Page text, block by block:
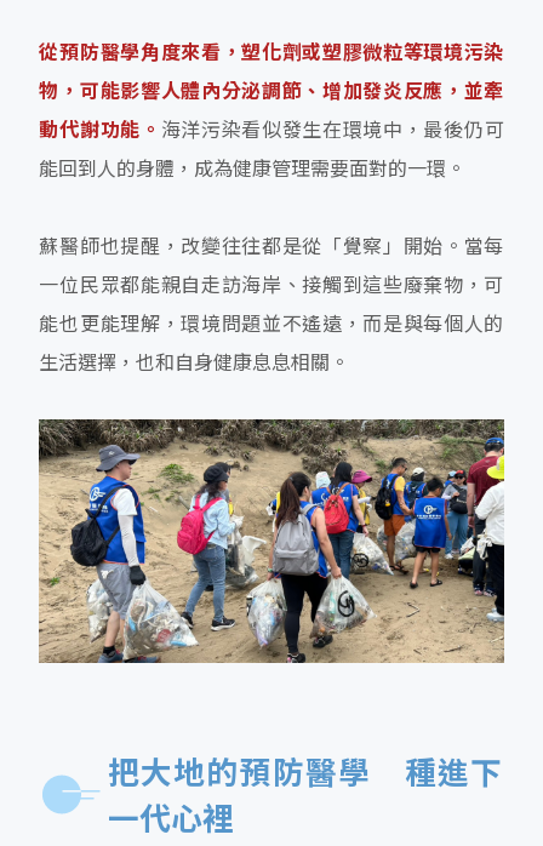
從預防醫學角度來看，塑化劑或塑膠微粒等環境污染
物，可能影響人體內分泌調節、增加發炎反應，並牽
動代謝功能。 海洋污染看似發生在環境中，最後仍可
能回到人的身體，成為健康管理需要面對的一環。
蘇醫師也提醒，改變往往都是從「覺察」開始。當每
一位民眾都能親自走訪海岸、接觸到這些廢棄物，可
能也更能理解，環境問題並不遙遠，而是與每個人的
生活選擇，也和自身健康息息相關。
把大地的預防醫學 種進下
一代心裡